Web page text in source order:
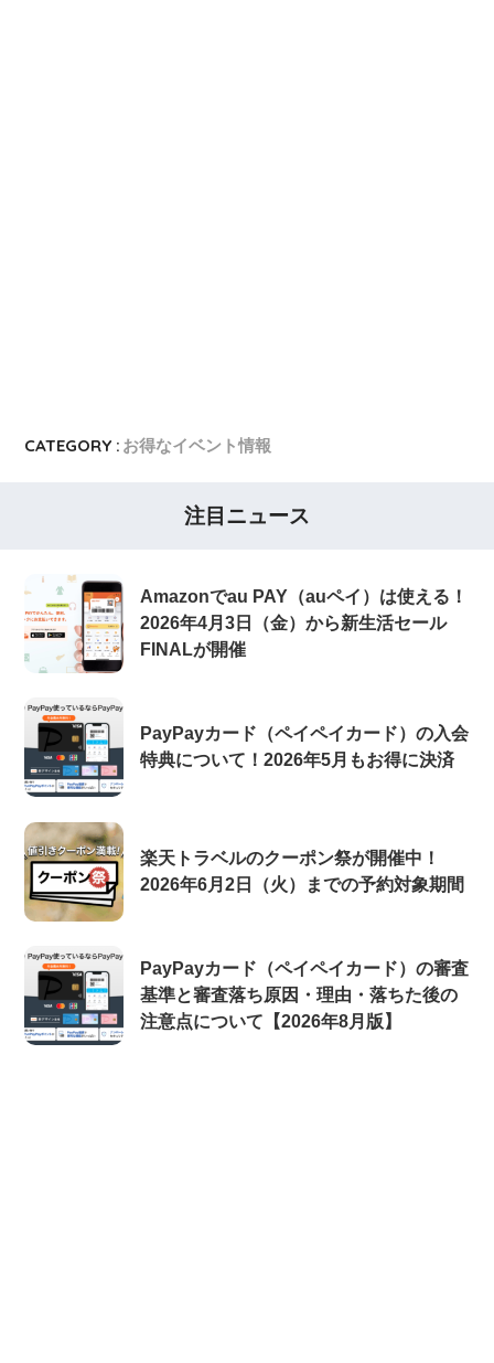
CATEGORY : お得なイベント情報
注目ニュース
Amazonでau PAY（auペイ）は使える！
2026年4月3日（金）から新生活セール
FINALが開催
PayPayカード（ペイペイカード）の入会
特典について！2026年5月もお得に決済
楽天トラベルのクーポン祭が開催中！
2026年6月2日（火）までの予約対象期間
PayPayカード（ペイペイカード）の審査
基準と審査落ち原因・理由・落ちた後の
注意点について【2026年8月版】